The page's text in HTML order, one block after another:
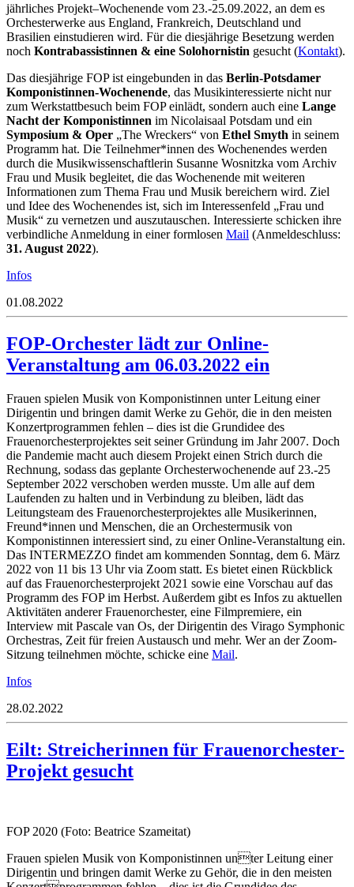
jährliches Projekt–Wochenende vom 23.-25.09.2022, an dem es
Orchesterwerke aus England, Frankreich, Deutschland und
Brasilien einstudieren wird. Für die diesjährige Besetzung werden
noch Kontrabassistinnen & eine Solohornistin gesucht (Kontakt).
Das diesjährige FOP ist eingebunden in das Berlin-Potsdamer
Komponistinnen-Wochenende, das Musikinteressierte nicht nur
zum Werkstattbesuch beim FOP einlädt, sondern auch eine Lange
Nacht der Komponistinnen im Nicolaisaal Potsdam und ein
Symposium & Oper „The Wreckers“ von Ethel Smyth in seinem
Programm hat. Die Teilnehmer*innen des Wochenendes werden
durch die Musikwissenschaftlerin Susanne Wosnitzka vom Archiv
Frau und Musik begleitet, die das Wochenende mit weiteren
Informationen zum Thema Frau und Musik bereichern wird. Ziel
und Idee des Wochenendes ist, sich im Interessenfeld „Frau und
Musik“ zu vernetzen und auszutauschen. Interessierte schicken ihre
verbindliche Anmeldung in einer formlosen Mail (Anmeldeschluss:
31. August 2022).
Infos
01.08.2022
FOP-Orchester lädt zur Online-
Veranstaltung am 06.03.2022 ein
Frauen spielen Musik von Komponistinnen unter Leitung einer
Dirigentin und bringen damit Werke zu Gehör, die in den meisten
Konzertprogrammen fehlen – dies ist die Grundidee des
Frauenorchesterprojektes seit seiner Gründung im Jahr 2007. Doch
die Pandemie macht auch diesem Projekt einen Strich durch die
Rechnung, sodass das geplante Orchesterwochenende auf 23.-25
September 2022 verschoben werden musste. Um alle auf dem
Laufenden zu halten und in Verbindung zu bleiben, lädt das
Leitungsteam des Frauenorchesterprojektes alle Musikerinnen,
Freund*innen und Menschen, die an Orchestermusik von
Komponistinnen interessiert sind, zu einer Online-Veranstaltung ein.
Das INTERMEZZO findet am kommenden Sonntag, dem 6. März
2022 von 11 bis 13 Uhr via Zoom statt. Es bietet einen Rückblick
auf das Frauenorchesterprojekt 2021 sowie eine Vorschau auf das
Programm des FOP im Herbst. Außerdem gibt es Infos zu aktuellen
Aktivitäten anderer Frauenorchester, eine Filmpremiere, ein
Interview mit Pascale van Os, der Dirigentin des Virago Symphonic
Orchestras, Zeit für freien Austausch und mehr. Wer an der Zoom-
Sitzung teilnehmen möchte, schicke eine Mail.
Infos
28.02.2022
Eilt: Streicherinnen für Frauenorchester-
Projekt gesucht
FOP 2020 (Foto: Beatrice Szameitat)
Frauen spielen Musik von Komponistinnen unter Leitung einer
Dirigentin und bringen damit Werke zu Gehör, die in den meisten